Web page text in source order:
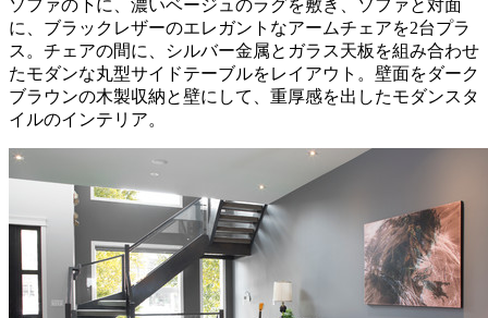
ソファの下に、濃いベージュのラグを敷き、ソファと対面
に、ブラックレザーのエレガントなアームチェアを2台プラ
ス。チェアの間に、シルバー金属とガラス天板を組み合わせ
たモダンな丸型サイドテーブルをレイアウト。壁面をダーク
ブラウンの木製収納と壁にして、重厚感を出したモダンスタ
イルのインテリア。